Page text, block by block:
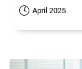
April 2025